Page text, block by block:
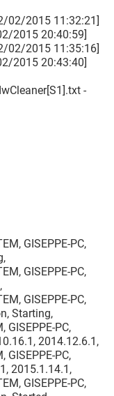
02/2015 11:32:21]
2015 20:40:59]
02/2015 11:35:16]
2015 20:43:40]
-
GISEPPE-PC,
GISEPPE-PC,
GISEPPE-PC,
Starting,
PC,
2014.12.6.1,
PC,
2015.1.14.1,
GISEPPE-PC,